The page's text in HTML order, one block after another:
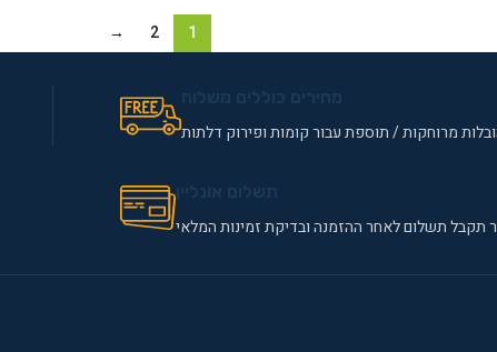
1
2
→
מרוחקות / תוספת עבור קומות ופירוק דלתות
תקבל תשלום לאחר ההזמנה ובדיקת זמינות המלאי